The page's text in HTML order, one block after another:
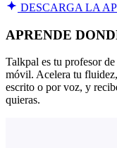
DESCARGA LA
APRENDE
Talkpal es tu profesor
móvil. Acelera tu fluidez,
escrito o por voz, y
quieras.